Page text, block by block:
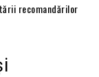
recomandărilor